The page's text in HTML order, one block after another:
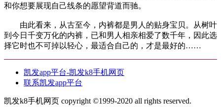
和你想要展现自己线条的愿望背道而驰。
由此看来，从古至今，内裤都是男人的贴身宝贝。从树叶
到今日千变万化的内裤，已和男人相亲相爱了数千年，因此选
择它时也不可掉以轻心，最适合自己的，才是最好的……
凯发app平台-凯发k8手机网页
联系凯发app平台
凯发k8手机网页 copyright ©1999-2020 all rights reserved.